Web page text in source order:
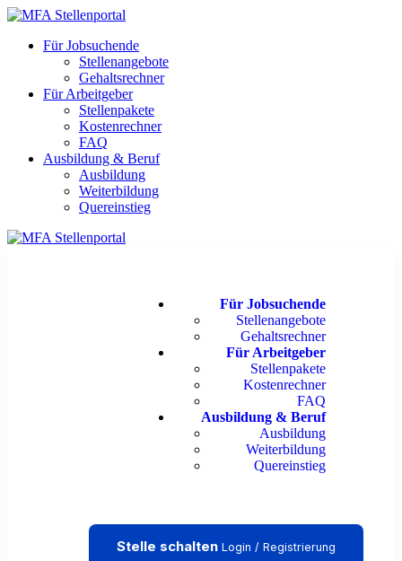
Für Jobsuchende
Stellenangebote
Gehaltsrechner
Für Arbeitgeber
Stellenpakete
Kostenrechner
FAQ
Ausbildung & Beruf
Ausbildung
Weiterbildung
Quereinstieg
Für Jobsuchende
Stellenangebote
Gehaltsrechner
Für Arbeitgeber
Stellenpakete
Kostenrechner
FAQ
Ausbildung & Beruf
Ausbildung
Weiterbildung
Quereinstieg
Stelle schalten Login / Registrierung